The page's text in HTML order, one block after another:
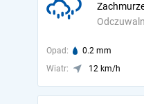
Opad: 0.2 mm
Wiatr:
12 km/h